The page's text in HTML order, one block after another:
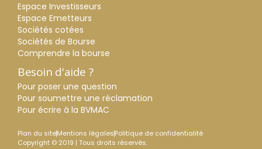
Espace Investisseurs
Espace Emetteurs
Sociétés cotées
Sociétés de Bourse
Comprendre la bourse
Besoin d'aide ?
Pour poser une question
Pour soumettre une réclamation
Pour écrire à la BVMAC
Plan du siteMentions légalesPolitique de confidentialité
Copyright © 2019 | Tous droits réservés.